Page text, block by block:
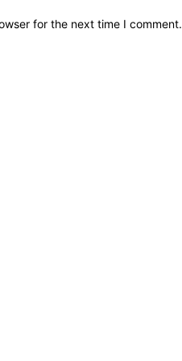
for the next time I comment.